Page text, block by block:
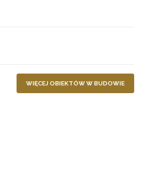
WIĘCEJ OBIEKTÓW W BUDOWIE